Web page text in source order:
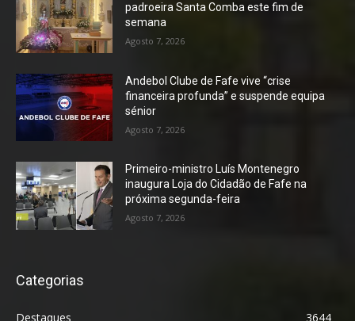
padroeira Santa Comba este fim de
semana
Agosto 7, 2026
Andebol Clube de Fafe vive “crise
financeira profunda” e suspende equipa
sénior
Agosto 7, 2026
Primeiro-ministro Luís Montenegro
inaugura Loja do Cidadão de Fafe na
próxima segunda-feira
Agosto 7, 2026
Categorias
Destaques
3644